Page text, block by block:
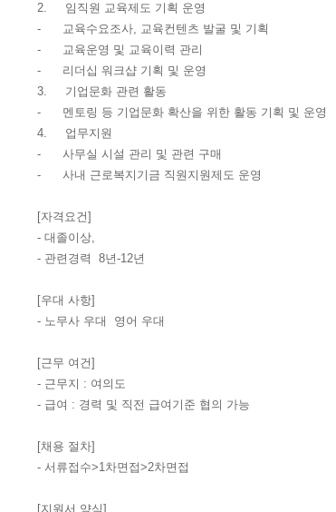
2. 임직원 교육제도 기획 운영
- 교육수요조사, 교육컨텐츠 발굴 및 기획
- 교육운영 및 교육이력 관리
- 리더십 워크샵 기획 및 운영
3. 기업문화 관련 활동
- 멘토링 등 기업문화 확산을 위한 활동 기획 및 운영
4. 업무지원
- 사무실 시설 관리 및 관련 구매
- 사내 근로복지기금 직원지원제도 운영
[자격요건]
- 대졸이상,
- 관련경력 8년-12년
[우대 사항]
- 노무사 우대 영어 우대
[근무 여건]
- 근무지 : 여의도
- 급여 : 경력 및 직전 급여기준 협의 가능
[채용 절차]
- 서류접수>1차면접>2차면접
[지원서 양식]